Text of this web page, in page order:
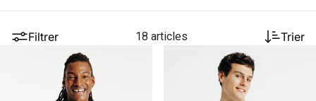
Filtrer 18 articles Trier